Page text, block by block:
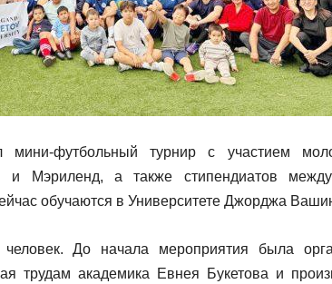
футбольный турнир с участием
и Мэриленд, а также стипендиатов
обучаются в Университете Джорджа
До начала мероприятия была
трудам академика Евнея Букетова и